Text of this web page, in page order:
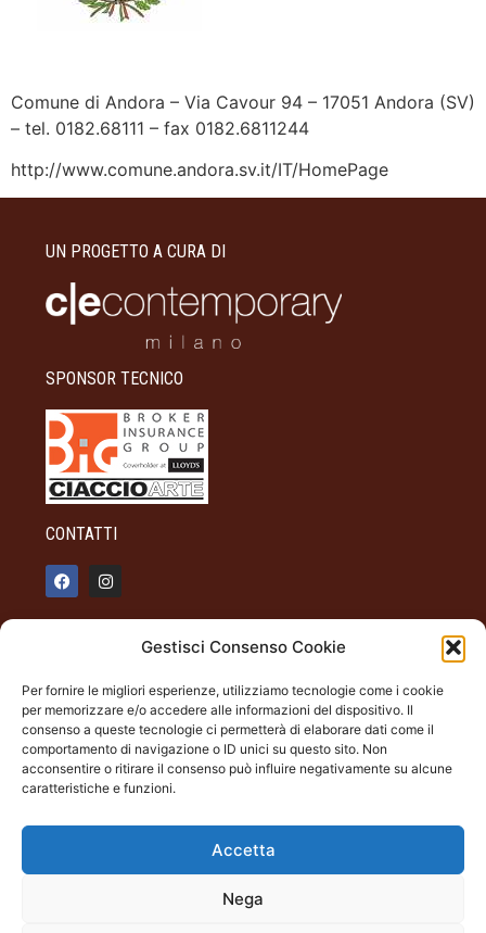
Gestisci Consenso Cookie
Per fornire le migliori esperienze, utilizziamo tecnologie come i cookie
per memorizzare e/o accedere alle informazioni del dispositivo. Il
consenso a queste tecnologie ci permetterà di elaborare dati come il
comportamento di navigazione o ID unici su questo sito. Non
acconsentire o ritirare il consenso può influire negativamente su alcune
caratteristiche e funzioni.
Accetta
Nega
Comune di Andora – Via Cavour 94 – 17051 Andora (SV)
– tel. 0182.68111 – fax 0182.6811244
http://www.comune.andora.sv.it/IT/HomePage
UN PROGETTO A CURA DI
SPONSOR TECNICO
CONTATTI
348 90 31 514
INFO
ORARI DI APERTURA
Dal giovedì alla domenica
19.00 - 22.00
Palazzo Tagliaferro
Largo Milano Andora (SV)